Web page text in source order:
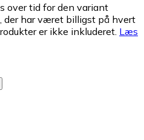
over tid for den variant
der har været billigst på hvert
er ikke inkluderet. Læs